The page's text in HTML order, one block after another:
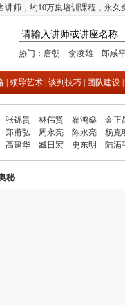
师，约10万集培训课程，永
热门： 唐朝 俞凌雄 郎咸
| 领导艺术| 谈判技巧| 团队建设|
张锦贵 林伟贤 翟鸿燊
金正
郑甫弘 周永亮 陈永亮
杨克
高建华 臧日宏 史东明 陆满
秘